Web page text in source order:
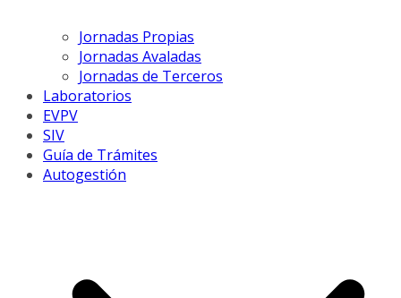
Jornadas Propias
Jornadas Avaladas
Jornadas de Terceros
Laboratorios
EVPV
SIV
Guía de Trámites
Autogestión